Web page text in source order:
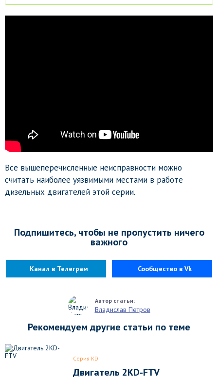
Все вышеперечисленные неисправности можно
считать наиболее уязвимыми местами в работе
дизельных двигателей этой серии.
Подпишитесь, чтобы не пропустить ничего
важного
Канал в Телеграм Сообщество в Vk
Владислав Петров
Рекомендуем другие статьи по теме
Серия KD
Двигатель 2KD-FTV